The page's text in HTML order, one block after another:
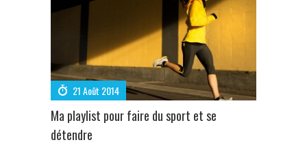
21 Août 2014
Ma playlist pour faire du sport et se
détendre